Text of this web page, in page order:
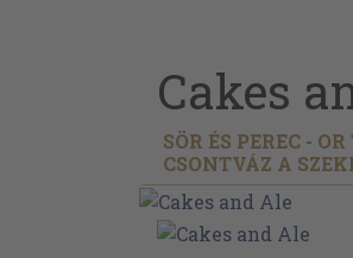
Cakes
SÖR ÉS PEREC -
CSONTVÁZ A